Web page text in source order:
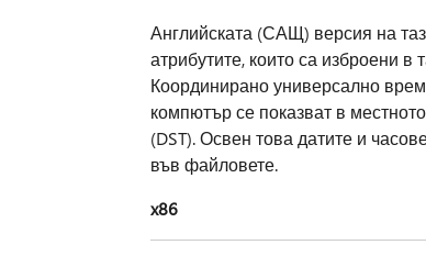
Английската (САЩ) версия на
атрибутите, които са изброени
Координирано универсално
компютър се показват в
(DST). Освен това датите и
във файловете.
x86